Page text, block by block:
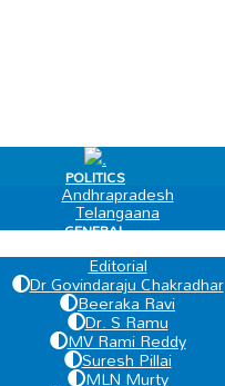
.
POLITICS
Andhrapradesh
Telangaana
GENERAL
Editorial
Dr Govindaraju Chakradhar
Beeraka Ravi
Dr. S Ramu
MV Rami Reddy
Suresh Pillai
MLN Murty